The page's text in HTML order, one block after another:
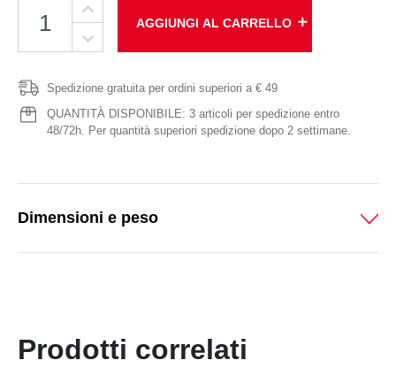
AGGIUNGI AL CARRELLO add
Spedizione gratuita per ordini superiori a € 49
QUANTITÀ DISPONIBILE: 3 articoli per spedizione entro
48/72h. Per quantità superiori spedizione dopo 2 settimane.
Dimensioni e peso
Prodotti correlati